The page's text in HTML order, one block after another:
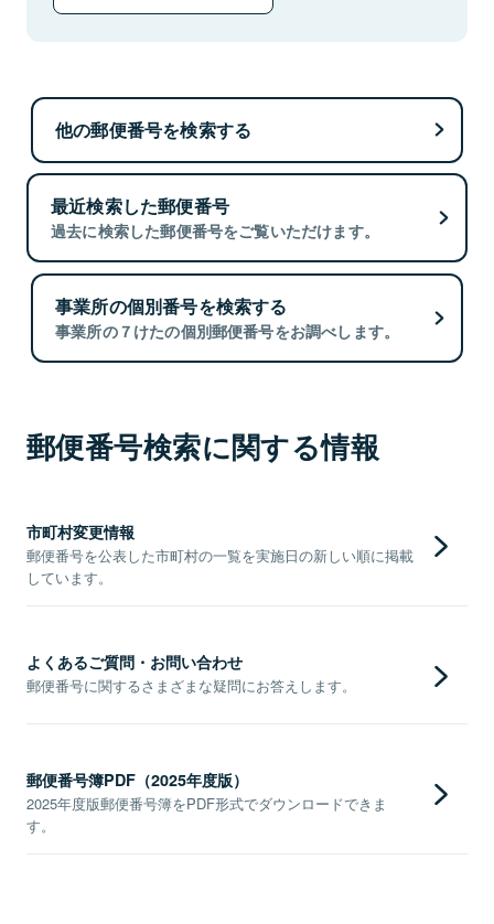
他の郵便番号を検索する
最近検索した郵便番号
過去に検索した郵便番号をご覧いただけます。
事業所の個別番号を検索する
事業所の７けたの個別郵便番号をお調べします。
郵便番号検索に関する情報
市町村変更情報
郵便番号を公表した市町村の一覧を実施日の新しい順に掲載
しています。
よくあるご質問・お問い合わせ
郵便番号に関するさまざまな疑問にお答えします。
郵便番号簿PDF（2025年度版）
2025年度版郵便番号簿をPDF形式でダウンロードできま
す。